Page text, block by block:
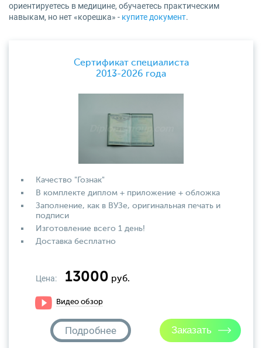
ориентируетесь в медицине, обучаетесь практическим
навыкам, но нет «корешка» - купите документ.
Сертификат специалиста
2013-2026 года
Качество "Гознак"
В комплекте диплом + приложение + обложка
Заполнение, как в ВУЗе, оригинальная печать и
подписи
Изготовление всего 1 день!
Доставка бесплатно
Цена: 13000 руб.
Видео обзор
Подробнее